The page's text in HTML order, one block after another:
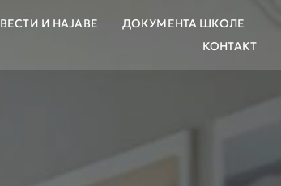
ВЕСТИ И НАЈАВЕ
ДОКУМЕНТА ШКОЛЕ
КОНТАКТ